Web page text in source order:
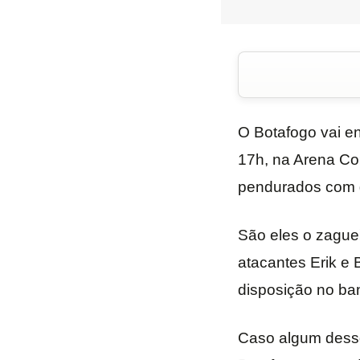
O Botafogo vai
17h, na Arena
pendurados com
São eles o
atacantes Erik e
disposição no
Caso algum